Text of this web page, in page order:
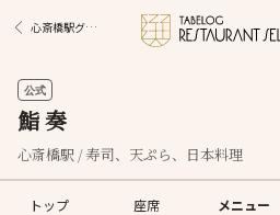
心斎橋駅グルメ
公式
鮨 奏
心斎橋駅 / 寿司、天ぷら、日本料理
トップ 座席 メニュー